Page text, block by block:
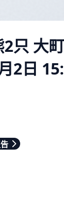
2只 大
2日